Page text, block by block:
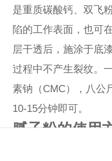
是重质碳酸钙、双飞
陷的工作表面，也可
层干透后，施涂于底
过程中不产生裂纹。
素钠（CMC），八公
10-15分钟即可。
腻子粉的使用